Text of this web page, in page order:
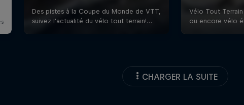
CHARGER LA SUITE